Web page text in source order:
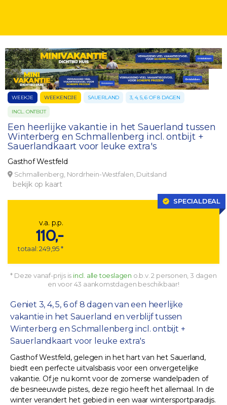
WEEKJE WEEKENDJE SAUERLAND 3, 4, 5, 6 OF 8 DAGEN
INCL. ONTBIJT
Een heerlijke vakantie in het Sauerland tussen
Winterberg en Schmallenberg incl. ontbijt +
Sauerlandkaart voor leuke extra's
Gasthof Westfeld
Schmallenberg, Nordrhein-Westfalen, Duitsland
bekijk op kaart
SPECIALDEAL
v.a. p.p.
110,-
totaal: 249,95 *
* Deze vanaf-prijs is incl. alle toeslagen o.b.v. 2 personen, 3 dagen
en voor 43 aankomstdagen beschikbaar!
Geniet 3, 4, 5, 6 of 8 dagen van een heerlijke
vakantie in het Sauerland en verblijf tussen
Winterberg en Schmallenberg incl. ontbijt +
Sauerlandkaart voor leuke extra's
Gasthof Westfeld, gelegen in het hart van het Sauerland,
biedt een perfecte uitvalsbasis voor een onvergetelijke
vakantie. Of je nu komt voor de zomerse wandelpaden of
de besneeuwde pistes, deze regio heeft het allemaal. In de
winter verandert het gebied in een waar wintersportparadijs.